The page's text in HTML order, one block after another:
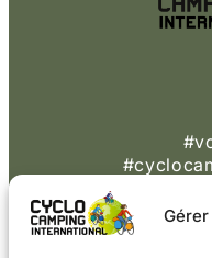
© 2026 Cyclo